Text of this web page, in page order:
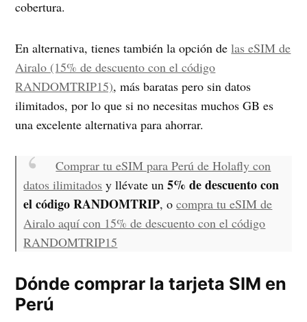
cobertura.
En alternativa, tienes también la opción delas eSIM de
Airalo (15% de descuento con el código
RANDOMTRIP15), más baratas pero sin datos
ilimitados, por lo que si no necesitas muchos GB es
una excelente alternativa para ahorrar.
Comprar tu eSIM para Perú de Holafly con
datos ilimitados y llévate un5% de descuento con
el código RANDOMTRIP, ocompra tu eSIM de
Airalo aquí con 15% de descuento con el código
RANDOMTRIP15
Dónde comprar la tarjeta SIM en
Perú